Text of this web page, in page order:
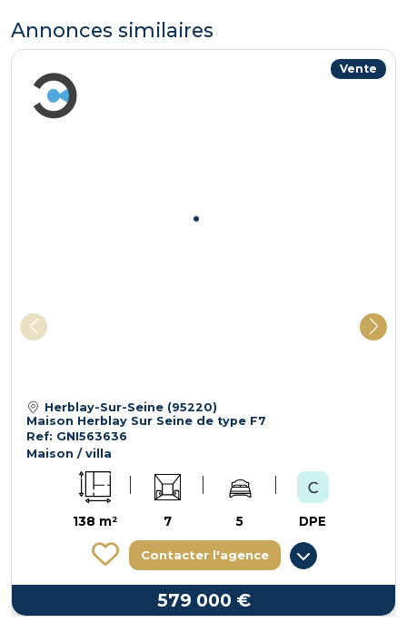
Cette ensemble immobilier et rare par ses volumes,
et ces possibilités d'évolution par la possibilité de
diviser les lots bâtis et / ou la construction
d'habitations supplémentaires.
Annonces similaires
Vente
Herblay-Sur-Seine (95220)
Maison Herblay Sur Seine de type F7
Ref: GNI563636
Maison / villa
138 m² 7 5 DPE
Contacter l'agence
579 000 €